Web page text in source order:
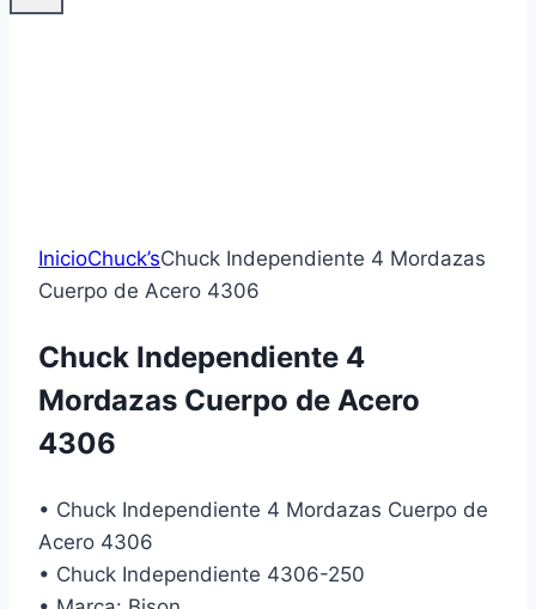
InicioChuck’sChuck Independiente 4 Mordazas
Cuerpo de Acero 4306
Chuck Independiente 4
Mordazas Cuerpo de Acero
4306
• Chuck Independiente 4 Mordazas Cuerpo de
Acero 4306
• Chuck Independiente 4306-250